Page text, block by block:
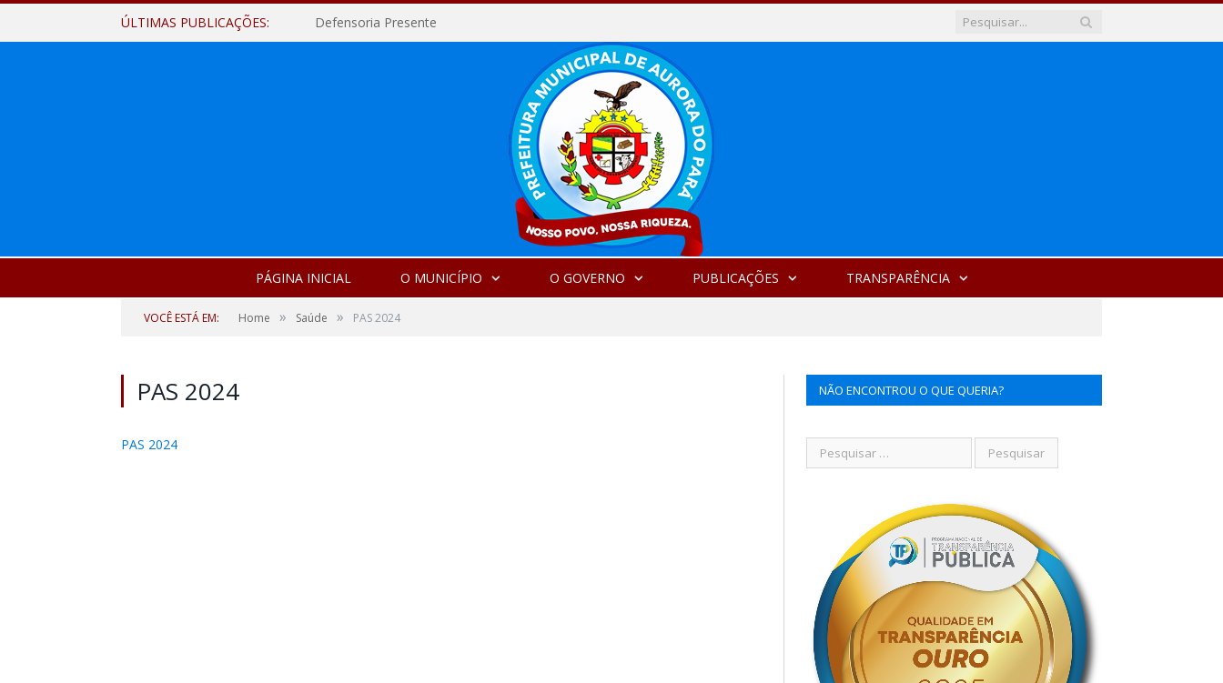
ÚLTIMAS PUBLICAÇÕES: Defensoria Presente
PÁGINA INICIAL O MUNICÍPIO O GOVERNO PUBLICAÇÕES TRANSPARÊNCIA
VOCÊ ESTÁ EM: Home » Saúde » PAS 2024
PAS 2024
PAS 2024
NÃO ENCONTROU O QUE QUERIA?